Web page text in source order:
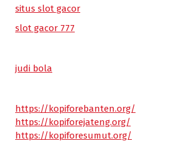
situs slot gacor
slot gacor 777
judi bola
https://kopiforebanten.org/
https://kopiforejateng.org/
https://kopiforesumut.org/